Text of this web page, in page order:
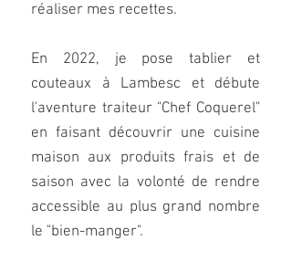
réaliser mes recettes.
En 2022, je pose tablier et
couteaux à Lambesc et débute
l'aventure traiteur "Chef Coquerel"
en faisant découvrir une cuisine
maison aux produits frais et de
saison avec la volonté de rendre
accessible au plus grand nombre
le "bien-manger".